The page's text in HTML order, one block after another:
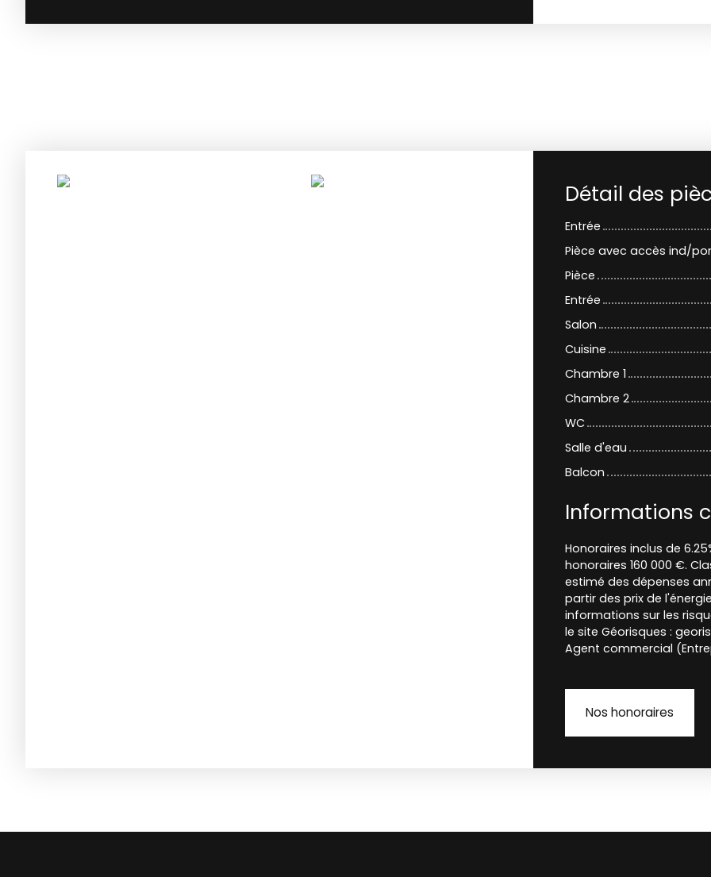
Détail des
Entrée
Pièce avec accès ind/
Pièce
Entrée
Salon
Cuisine
Chambre 1
Chambre 2
WC
Salle d'eau
Balcon
Informations
Honoraires inclus de
honoraires 160 000 €.
estimé des dépenses
partir des prix de
informations sur les
le site Géorisques :
Agent commercial
Nos honoraires